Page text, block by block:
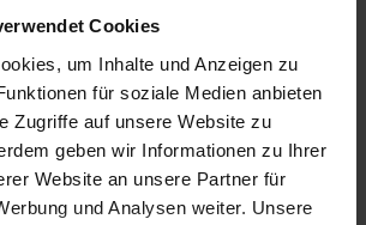
Cookies
um Inhalte und Anzeigen zu
für soziale Medien anbieten
Zugriffe auf unsere Website zu
geben wir Informationen zu Ihrer
Website an unsere Partner für
und Analysen weiter. Unsere
Ihren persönlichen Preis
/ St